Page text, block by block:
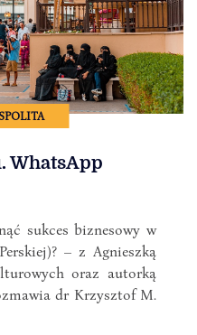
WhatsApp
sukces biznesowy w
– z Agnieszką
oraz autorką
dr Krzysztof M.